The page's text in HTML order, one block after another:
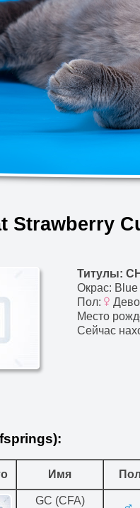
Strawberry
Титулы:
Окрас: Blue
Пол:
Место
Сейчас
Имя
GC (CFA)